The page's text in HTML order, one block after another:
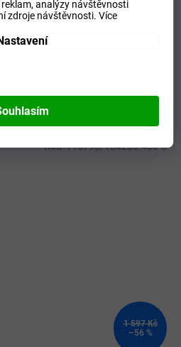
analýzy návštěvnosti
zdroje návštěvnosti.Více
1 597 Kč
–56 %
Kód:115795/104203.436-S